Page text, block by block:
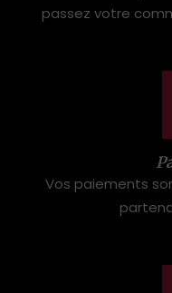
passez votre
Vos paiements